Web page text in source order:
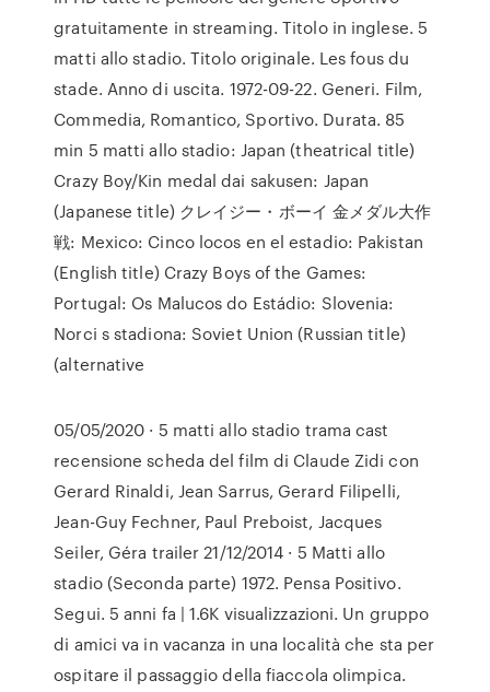
gratuitamente in streaming. Titolo in inglese. 5
matti allo stadio. Titolo originale. Les fous du
stade. Anno di uscita. 1972-09-22. Generi. Film,
Commedia, Romantico, Sportivo. Durata. 85
min 5 matti allo stadio: Japan (theatrical title)
Crazy Boy/Kin medal dai sakusen: Japan
(Japanese title) クレイジー・ボーイ 金メダル大作
戦: Mexico: Cinco locos en el estadio: Pakistan
(English title) Crazy Boys of the Games:
Portugal: Os Malucos do Estádio: Slovenia:
Norci s stadiona: Soviet Union (Russian title)
(alternative
05/05/2020 · 5 matti allo stadio trama cast
recensione scheda del film di Claude Zidi con
Gerard Rinaldi, Jean Sarrus, Gerard Filipelli,
Jean-Guy Fechner, Paul Preboist, Jacques
Seiler, Géra trailer 21/12/2014 · 5 Matti allo
stadio (Seconda parte) 1972. Pensa Positivo.
Segui. 5 anni fa | 1.6K visualizzazioni. Un gruppo
di amici va in vacanza in una località che sta per
ospitare il passaggio della fiaccola olimpica.